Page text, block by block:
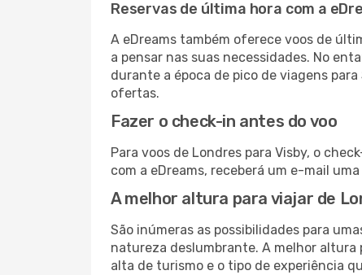
Reservas de última hora com a
A eDreams também oferece voos de
a pensar nas suas necessidades. No
durante a época de pico de viagens
ofertas.
Fazer o check-in antes do voo
Para voos de Londres para Visby, o
com a eDreams, receberá um e-mail
A melhor altura para viajar de
São inúmeras as possibilidades para
natureza deslumbrante. A melhor altura
alta de turismo e o tipo de experiência